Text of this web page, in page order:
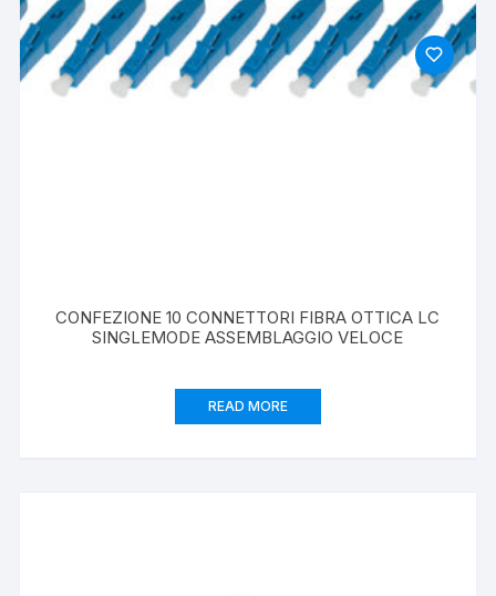
CONFEZIONE 10 CONNETTORI FIBRA OTTICA LC
SINGLEMODE ASSEMBLAGGIO VELOCE
READ MORE